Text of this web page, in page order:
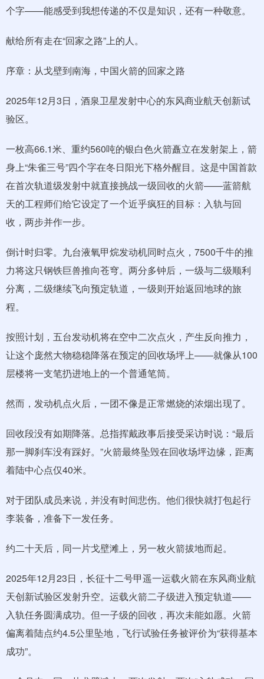
个字——能感受到我想传递的不仅是知识，还有一种敬意。
献给所有走在“回家之路”上的人。
序章：从戈壁到南海，中国火箭的回家之路
2025年12月3日，酒泉卫星发射中心的东风商业航天创新试
验区。
一枚高66.1米、重约560吨的银白色火箭矗立在发射架上，箭
身上“朱雀三号”四个字在冬日阳光下格外醒目。这是中国首款
在首次轨道级发射中就直接挑战一级回收的火箭——蓝箭航
天的工程师们给它设定了一个近乎疯狂的目标：入轨与回
收，两步并作一步。
倒计时归零。九台液氧甲烷发动机同时点火，7500千牛的推
力将这只钢铁巨兽推向苍穹。两分多钟后，一级与二级顺利
分离，二级继续飞向预定轨道，一级则开始返回地球的旅
程。
按照计划，五台发动机将在空中二次点火，产生反向推力，
让这个庞然大物稳稳降落在预定的回收场坪上——就像从100
层楼将一支笔扔进地上的一个普通笔筒。
然而，发动机点火后，一团不像是正常燃烧的浓烟出现了。
回收段没有如期降落。总指挥戴政事后接受采访时说：“最后
那一脚刹车没有踩好。”火箭最终坠毁在回收场坪边缘，距离
着陆中心点仅40米。
对于团队成员来说，并没有时间悲伤。他们很快就打包起行
李装备，准备下一发任务。
约二十天后，同一片戈壁滩上，另一枚火箭拔地而起。
2025年12月23日，长征十二号甲遥一运载火箭在东风商业航
天创新试验区发射升空。运载火箭二子级进入预定轨道——
入轨任务圆满成功。但一子级的回收，再次未能如愿。火箭
偏离着陆点约4.5公里坠地，飞行试验任务被评价为“获得基本
成功”。